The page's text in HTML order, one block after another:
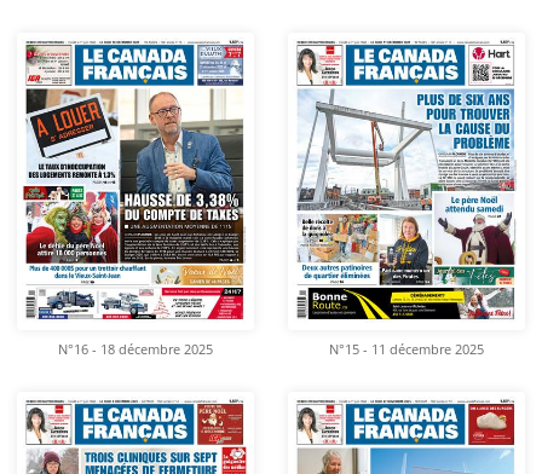
N°16 - 18 décembre 2025 N°15 - 11 décembre 2025